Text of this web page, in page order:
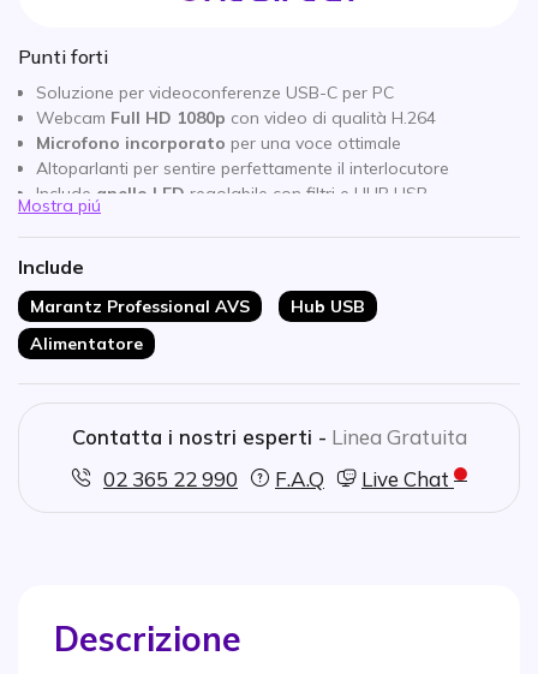
Punti forti
Soluzione per videoconferenze USB-C per PC
Webcam Full HD 1080p con video di qualità H.264
Microfono incorporato per una voce ottimale
Altoparlanti per sentire perfettamente il interlocutore
Include anello LED regolabile con filtri e HUB USB
Compatibile con tutti i softphone sul mercato
Mostra piú
Include
Marantz Professional AVS
Hub USB
Alimentatore
Contatta i nostri esperti - Linea Gratuita
02 365 22 990
F.A.Q Live Chat
Descrizione